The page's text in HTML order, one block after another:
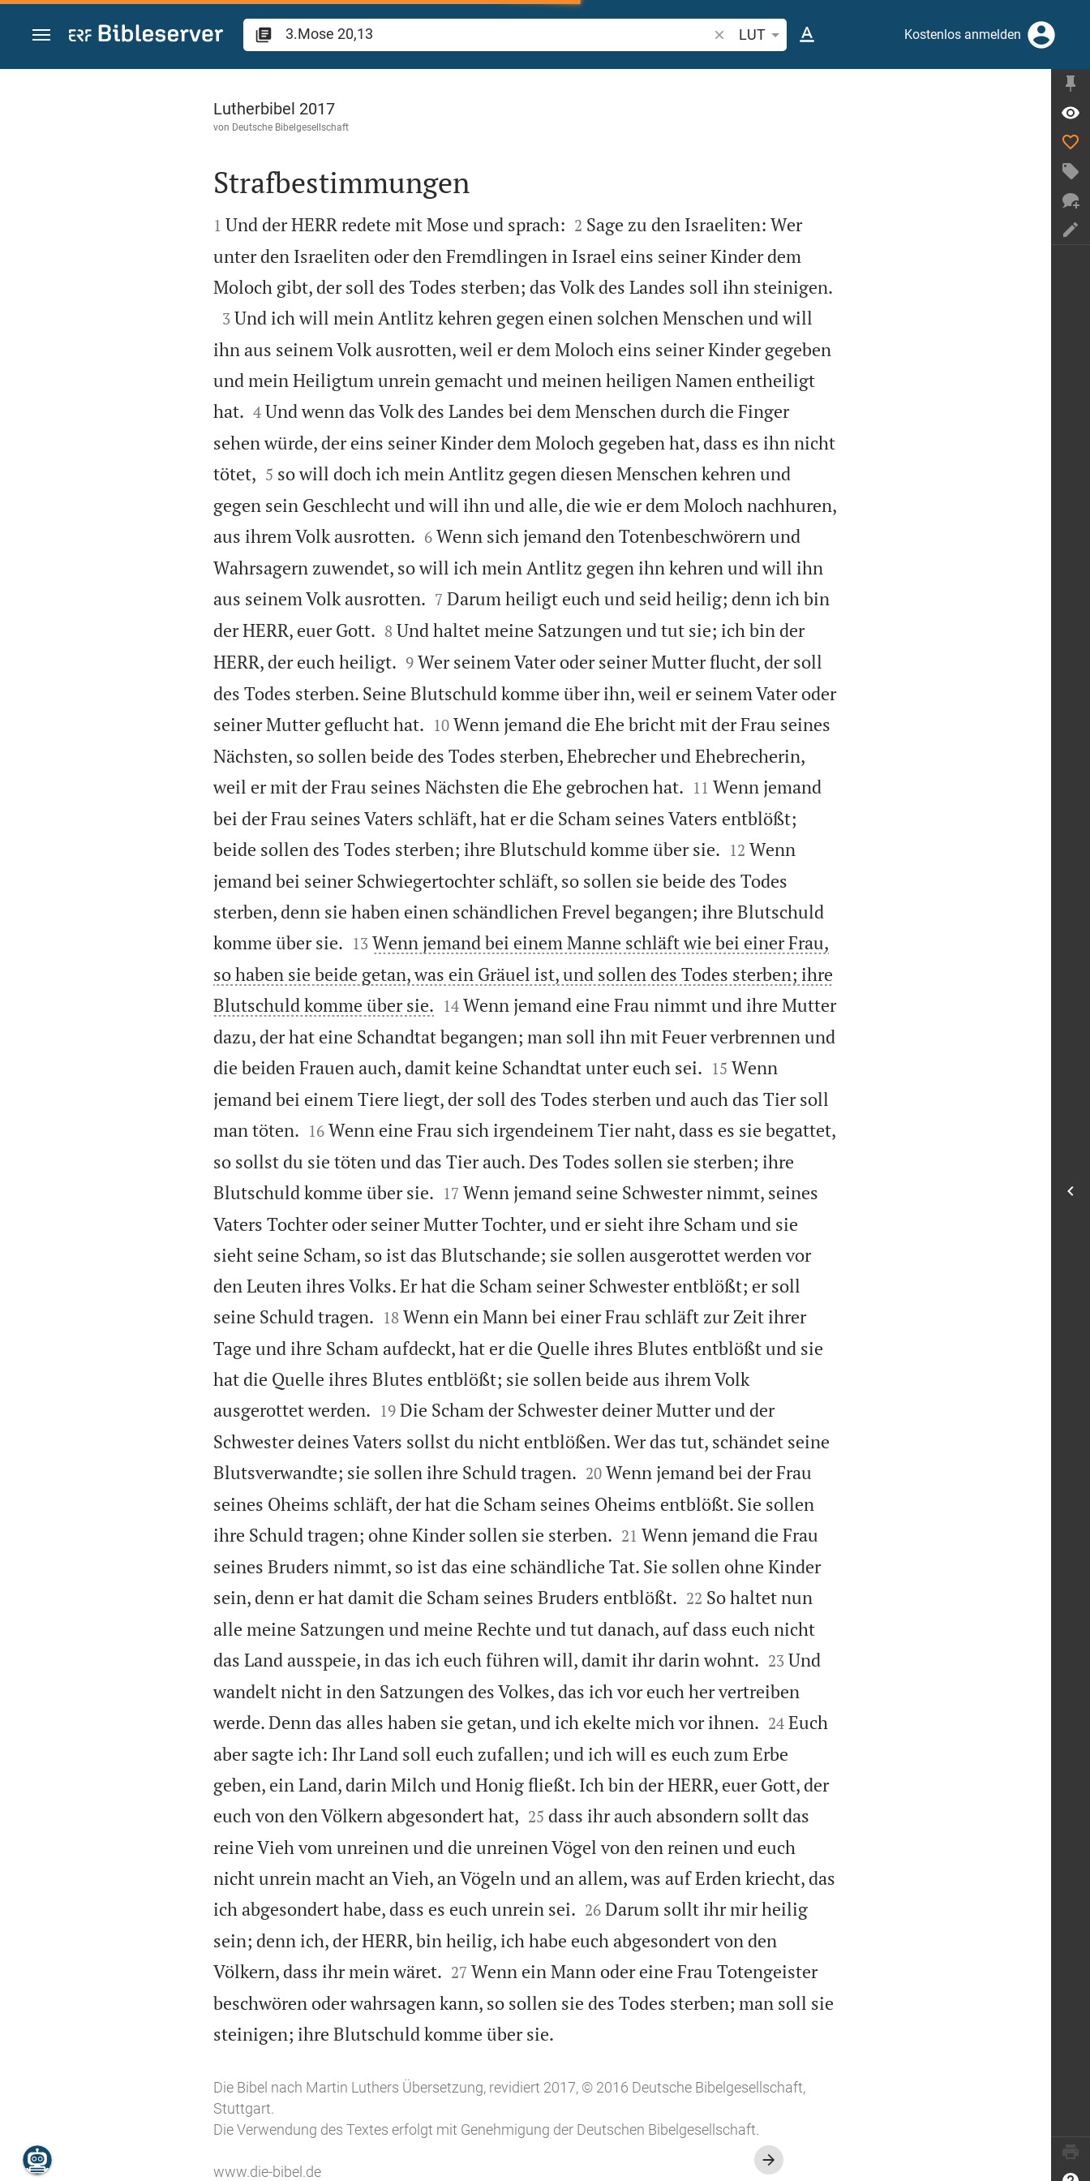
Zum Inhalt springen
Bibelstelle oder Begriff suchen
LUT Kostenlos anmelden
3.Mose 20
Lutherbibel 2017
von Deutsche Bibelgesellschaft

Strafbestimmungen

1 Und der HERR redete mit Mose und sprach:
2 Sage zu den Israeliten: Wer
unter den Israeliten oder den Fremdlingen in Israel eins seiner Kinder dem
Moloch gibt, der soll des Todes sterben; das Volk des Landes soll ihn steinigen.

3 Und ich will mein Antlitz kehren gegen einen solchen Menschen und will
ihn aus seinem Volk ausrotten, weil er dem Moloch eins seiner Kinder gegeben
und mein Heiligtum unrein gemacht und meinen heiligen Namen entheiligt
hat.
4 Und wenn das Volk des Landes bei dem Menschen durch die Finger
sehen würde, der eins seiner Kinder dem Moloch gegeben hat, dass es ihn nicht
tötet,
5 so will doch ich mein Antlitz gegen diesen Menschen kehren und
gegen sein Geschlecht und will ihn und alle, die wie er dem Moloch nachhuren,
aus ihrem Volk ausrotten.
6 Wenn sich jemand den Totenbeschwörern und
Wahrsagern zuwendet, so will ich mein Antlitz gegen ihn kehren und will ihn
aus seinem Volk ausrotten.
7 Darum heiligt euch und seid heilig; denn ich bin
der HERR, euer Gott.
8 Und haltet meine Satzungen und tut sie; ich bin der
HERR, der euch heiligt.
9 Wer seinem Vater oder seiner Mutter flucht, der soll
des Todes sterben. Seine Blutschuld komme über ihn, weil er seinem Vater oder
seiner Mutter geflucht hat.
10 Wenn jemand die Ehe bricht mit der Frau seines
Nächsten, so sollen beide des Todes sterben, Ehebrecher und Ehebrecherin,
weil er mit der Frau seines Nächsten die Ehe gebrochen hat.
11 Wenn jemand
bei der Frau seines Vaters schläft, hat er die Scham seines Vaters entblößt;
beide sollen des Todes sterben; ihre Blutschuld komme über sie.
12 Wenn
jemand bei seiner Schwiegertochter schläft, so sollen sie beide des Todes
sterben, denn sie haben einen schändlichen Frevel begangen; ihre Blutschuld
komme über sie.
13 Wenn jemand bei einem Manne schläft wie bei einer Frau,
so haben sie beide getan, was ein Gräuel ist, und sollen des Todes sterben; ihre
Blutschuld komme über sie.
14 Wenn jemand eine Frau nimmt und ihre Mutter
dazu, der hat eine Schandtat begangen; man soll ihn mit Feuer verbrennen und
die beiden Frauen auch, damit keine Schandtat unter euch sei.
15 Wenn
jemand bei einem Tiere liegt, der soll des Todes sterben und auch das Tier soll
man töten.
16 Wenn eine Frau sich irgendeinem Tier naht, dass es sie begattet,
so sollst du sie töten und das Tier auch. Des Todes sollen sie sterben; ihre
Blutschuld komme über sie.
17 Wenn jemand seine Schwester nimmt, seines
Vaters Tochter oder seiner Mutter Tochter, und er sieht ihre Scham und sie
sieht seine Scham, so ist das Blutschande; sie sollen ausgerottet werden vor
den Leuten ihres Volks. Er hat die Scham seiner Schwester entblößt; er soll
seine Schuld tragen.
18 Wenn ein Mann bei einer Frau schläft zur Zeit ihrer
Tage und ihre Scham aufdeckt, hat er die Quelle ihres Blutes entblößt und sie
hat die Quelle ihres Blutes entblößt; sie sollen beide aus ihrem Volk
ausgerottet werden.
19 Die Scham der Schwester deiner Mutter und der
Schwester deines Vaters sollst du nicht entblößen. Wer das tut, schändet seine
Blutsverwandte; sie sollen ihre Schuld tragen.
20 Wenn jemand bei der Frau
seines Oheims schläft, der hat die Scham seines Oheims entblößt. Sie sollen
ihre Schuld tragen; ohne Kinder sollen sie sterben.
21 Wenn jemand die Frau
seines Bruders nimmt, so ist das eine schändliche Tat. Sie sollen ohne Kinder
sein, denn er hat damit die Scham seines Bruders entblößt.
22 So haltet nun
alle meine Satzungen und meine Rechte und tut danach, auf dass euch nicht
das Land ausspeie, in das ich euch führen will, damit ihr darin wohnt.
23 Und
wandelt nicht in den Satzungen des Volkes, das ich vor euch her vertreiben
werde. Denn das alles haben sie getan, und ich ekelte mich vor ihnen.
24 Euch
aber sagte ich: Ihr Land soll euch zufallen; und ich will es euch zum Erbe
geben, ein Land, darin Milch und Honig fließt. Ich bin der HERR, euer Gott, der
euch von den Völkern abgesondert hat,
25 dass ihr auch absondern sollt das
reine Vieh vom unreinen und die unreinen Vögel von den reinen und euch
nicht unrein macht an Vieh, an Vögeln und an allem, was auf Erden kriecht, das
ich abgesondert habe, dass es euch unrein sei.
26 Darum sollt ihr mir heilig
sein; denn ich, der HERR, bin heilig, ich habe euch abgesondert von den
Völkern, dass ihr mein wäret.
27 Wenn ein Mann oder eine Frau Totengeister
beschwören oder wahrsagen kann, so sollen sie des Todes sterben; man soll sie
steinigen; ihre Blutschuld komme über sie.
Die Bibel nach Martin Luthers Übersetzung, revidiert 2017, © 2016 Deutsche Bibelgesellschaft,
Stuttgart.
Die Verwendung des Textes erfolgt mit Genehmigung der Deutschen Bibelgesellschaft.
www.die-bibel.de